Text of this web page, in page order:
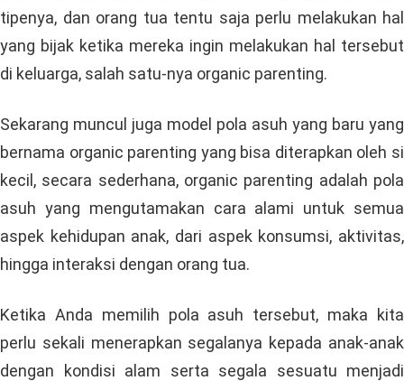
tipenya, dan orang tua tentu saja perlu melakukan hal
yang bijak ketika mereka ingin melakukan hal tersebut
di keluarga, salah satu-nya organic parenting.
Sekarang muncul juga model pola asuh yang baru yang
bernama organic parenting yang bisa diterapkan oleh si
kecil, secara sederhana, organic parenting adalah pola
asuh yang mengutamakan cara alami untuk semua
aspek kehidupan anak, dari aspek konsumsi, aktivitas,
hingga interaksi dengan orang tua.
Ketika Anda memilih pola asuh tersebut, maka kita
perlu sekali menerapkan segalanya kepada anak-anak
dengan kondisi alam serta segala sesuatu menjadi